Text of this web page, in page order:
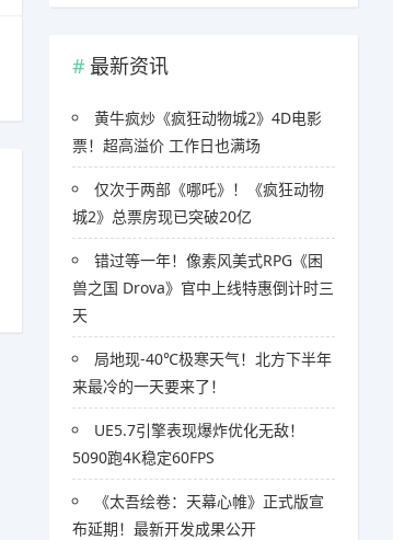
最新资讯
黄牛疯炒《疯狂动物城2》4D电影
票！超高溢价 工作日也满场
仅次于两部《哪吒》！《疯狂动物
城2》总票房现已突破20亿
错过等一年！像素风美式RPG《困
兽之国 Drova》官中上线特惠倒计时三
天
局地现-40℃极寒天气！北方下半年
来最冷的一天要来了！
UE5.7引擎表现爆炸优化无敌！
5090跑4K稳定60FPS
《太吾绘卷：天幕心帷》正式版宣
布延期！最新开发成果公开